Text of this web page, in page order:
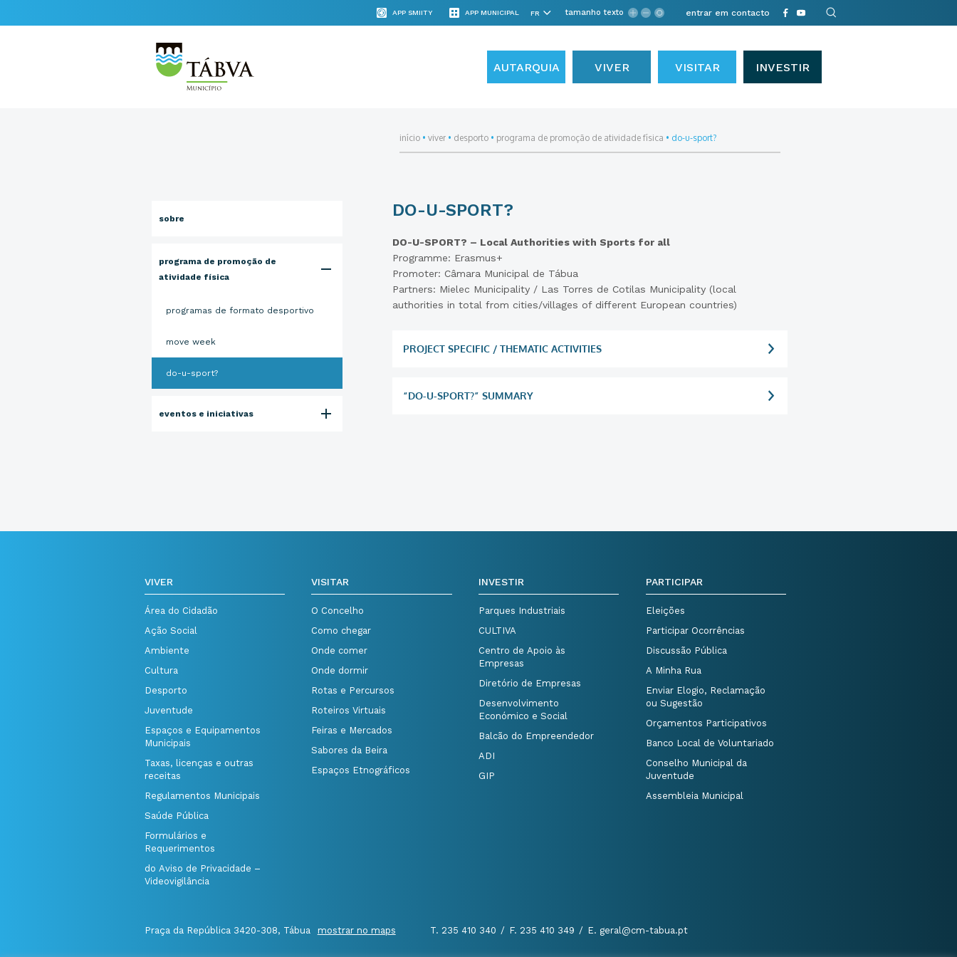
APP SMIITY APP MUNICIPAL tamanho texto entrar em contacto
AUTARQUIA VIVER VISITAR INVESTIR
sobre
programa de promoção de
atividade física
programas de formato desportivo
move week
do-u-sport?
eventos e iniciativas
início•viver• desporto• programa de promoção de atividade física • do-u-sport?
DO-U-SPORT?
DO-U-SPORT? – Local Authorities with Sports for all
Programme: Erasmus+
Promoter: Câmara Municipal de Tábua
Partners: Mielec Municipality / Las Torres de Cotilas Municipality (local
authorities in total from cities/villages of different European countries)
PROJECT SPECIFIC / THEMATIC ACTIVITIES
“DO-U-SPORT?” SUMMARY
VIVER
Área do Cidadão
Ação Social
Ambiente
Cultura
Desporto
Juventude
Espaços e Equipamentos
Municipais
Taxas, licenças e outras
receitas
Regulamentos Municipais
Saúde Pública
Formulários e
Requerimentos
do Aviso de Privacidade –
Videovigilância
VISITAR
O Concelho
Como chegar
Onde comer
Onde dormir
Rotas e Percursos
Roteiros Virtuais
Feiras e Mercados
Sabores da Beira
Espaços Etnográficos
INVESTIR
Parques Industriais
CULTIVA
Centro de Apoio às
Empresas
Diretório de Empresas
Desenvolvimento
Económico e Social
Balcão do Empreendedor
ADI
GIP
PARTICIPAR
Eleições
Participar Ocorrências
Discussão Pública
A Minha Rua
Enviar Elogio, Reclamação
ou Sugestão
Orçamentos Participativos
Banco Local de Voluntariado
Conselho Municipal da
Juventude
Assembleia Municipal
Praça da República 3420-308, Tábua mostrar no maps T. 235 410 340 / F. 235 410 349 / E. geral@cm-tabua.pt